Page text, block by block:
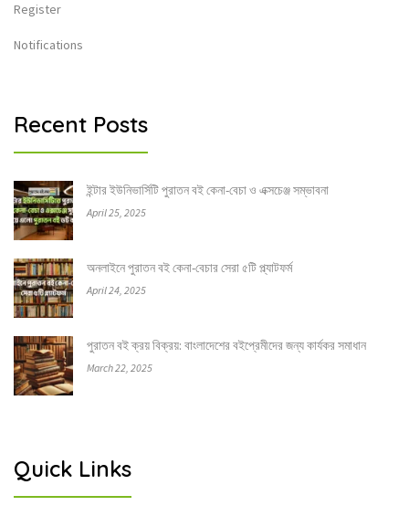
Register
Notifications
Recent Posts
ইন্টার ইউনিভার্সিটি পুরাতন বই কেনা-বেচা ও এক্সচেঞ্জ সম্ভাবনা
April 25, 2025
অনলাইনে পুরাতন বই কেনা-বেচার সেরা ৫টি প্ল্যাটফর্ম
April 24, 2025
পুরাতন বই ক্রয় বিক্রয়: বাংলাদেশের বইপ্রেমীদের জন্য কার্যকর সমাধান
March 22, 2025
Quick Links